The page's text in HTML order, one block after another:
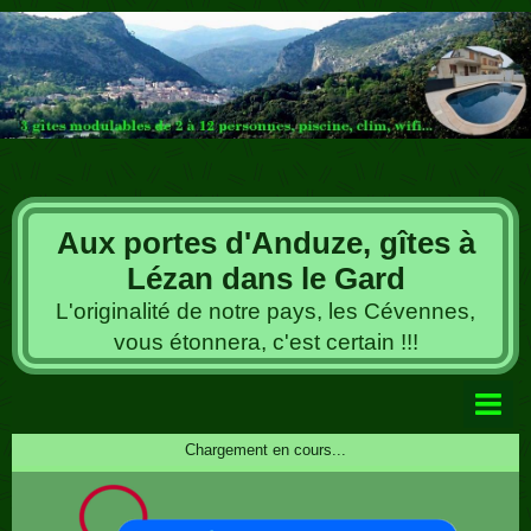
Aux portes d'Anduze, gîtes à
Lézan dans le Gard
L'originalité de notre pays, les Cévennes,
vous étonnera, c'est certain !!!
Album photos
Chargement en cours...